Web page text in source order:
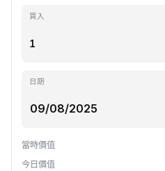
買入
日期
當時價值
今日價值